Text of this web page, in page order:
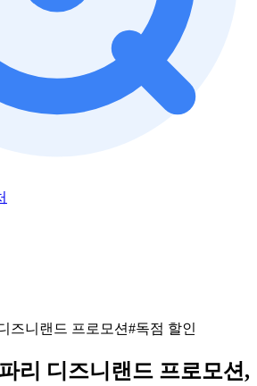
즈니랜드 프로모션#독점 할인
리 디즈니랜드 프로모션,